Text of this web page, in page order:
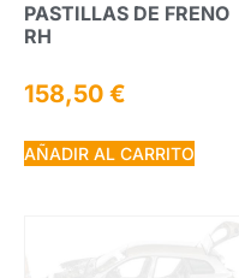
PASTILLAS DE FRENO
RH
158,50 €
AÑADIR AL CARRITO